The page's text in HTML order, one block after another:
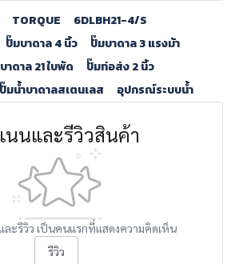
TORQUE
6DLBH21-4/S
ปั๊มบาดาล 4 นิ้ว
ปั๊มบาดาล 3 แรงม้า
าดาล 21 ใบพัด
ปั๊มท่อส่ง 2 นิ้ว
ปั๊มน้ำบาดาลสเตนเลส อุปกรณ์ระบบน้ำ
นนและรีวิวสินค้า
ละรีวิว เป็นคนแรกที่แสดงความคิดเห็น
รีวิว